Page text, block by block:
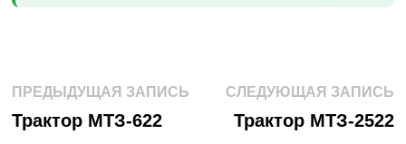
Навигация
по
ПРЕДЫДУЩАЯ ЗАПИСЬПредыдущая
запись:
Трактор МТЗ-622
СЛЕДУЮЩАЯ ЗАПИСЬ
Трактор МТЗ-2522